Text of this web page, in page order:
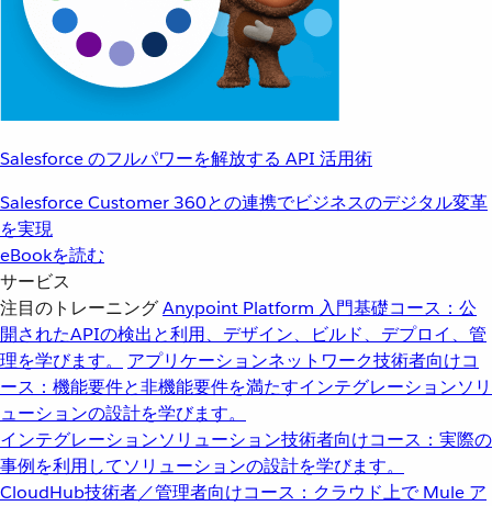
Salesforce のフルパワーを解放する API 活用術
Salesforce Customer 360との連携でビジネスのデジタル変革
を実現
eBookを読む
サービス
注目のトレーニングAnypoint Platform 入門基礎コース：公
開されたAPIの検出と利用、デザイン、ビルド、デプロイ、管
理を学びます。
アプリケーションネットワーク技術者向けコ
ース：機能要件と非機能要件を満たすインテグレーションソリ
ューションの設計を学びます。
インテグレーションソリューション技術者向けコース：実際の
事例を利用してソリューションの設計を学びます。
CloudHub技術者／管理者向けコース：クラウド上で Mule ア